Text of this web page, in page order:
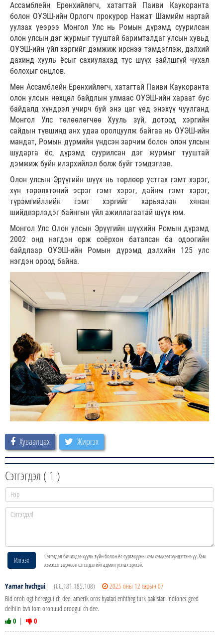
Ассамблейн Ерөнхийлөгч, хатагтай Паиви Каукоранта
болон ОУЭШ-ийн Орлогч прокурор Нажат Шамийм нартай
уулзах үеэрээ Монгол Улс нь Ромын дүрэмд суурилсан
олон улсын дэг журмыг тууштай баримталдаг улсын хувьд
ОУЭШ-ийн үйл хэргийг дэмжиж ирснээ тэмдэглэж, дэлхий
дахинд хууль ёсыг сахиулахад тус шүүх зайлшгүй чухал
болохыг онцлов.
Мөн Ассамблейн Ерөнхийлөгч, хатагтай Паиви Каукоранта
олон улсын нөхцөл байдлын улмаас ОУЭШ-ийн хараат бус
байдалд хүндрэл учирч буй энэ цаг үед энэхүү чуулганд
Монгол Улс төлөөлөгчөө Хууль зүй, дотоод хэргийн
сайдын түвшинд анх удаа оролцуулж байгаа нь ОУЭШ-ийн
мандат, Ромын дүрмийн үндсэн зарчим болон олон улсын
шударга ёс, дүрэмд суурилсан дэг журмыг тууштай
дэмжиж буйн илэрхийлэл болж буйг тэмдэглэв.
Олон улсын Эрүүгийн шүүх нь төрлөөр устгах гэмт хэрэг,
хүн төрөлхтөний эсрэг гэмт хэрэг, дайны гэмт хэрэг,
түрэмгийллийн гэмт хэргийг харьяалан хянан
шийдвэрлэдэг байнгын үйл ажиллагаатай шүүх юм.
Монгол Улс Олон улсын Эрүүгийн шүүхийн Ромын дүрэмд
2002 онд нэгдэн орж соёрхон баталсан ба одоогийн
байдлаар ОУЭШ-ийн Ромын дүрэмд дэлхийн 125 улс
нэгдэн ороод байна.
Хуваалцах Жиргэх
Сэтгэгдэл ( 1 )
Илгээх
Сэтгэгдэл бичихдээ хууль зүйн болон ёс суртахууны хэм хэмжээг хүндэтгэнэ үү. Хэм
хэмжээг зөрчсөн сэтгэгдэлийг админ устгах эрхтэй.
Yamar hvchgui (66.181.185.108)
2025 оны 12 сарын 07
Bid oroh ogt hereggui ch dee. amerik oros hyatad enhtheg turk pakistan indionez geed
delhiin bvh tom oronuud oroogui ch dee.
0 | 0